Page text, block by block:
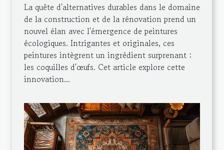
La quête d'alternatives durables dans le domaine
de la construction et de la rénovation prend un
nouvel élan avec l'émergence de peintures
écologiques. Intrigantes et originales, ces
peintures intègrent un ingrédient surprenant :
les coquilles d'œufs. Cet article explore cette
innovation...